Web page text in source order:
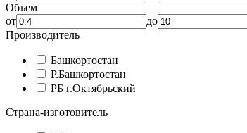
Объем
от
до
Производитель
Башкортостан
Р.Башкортостан
РБ г.Октябрьский
Страна-изготовитель